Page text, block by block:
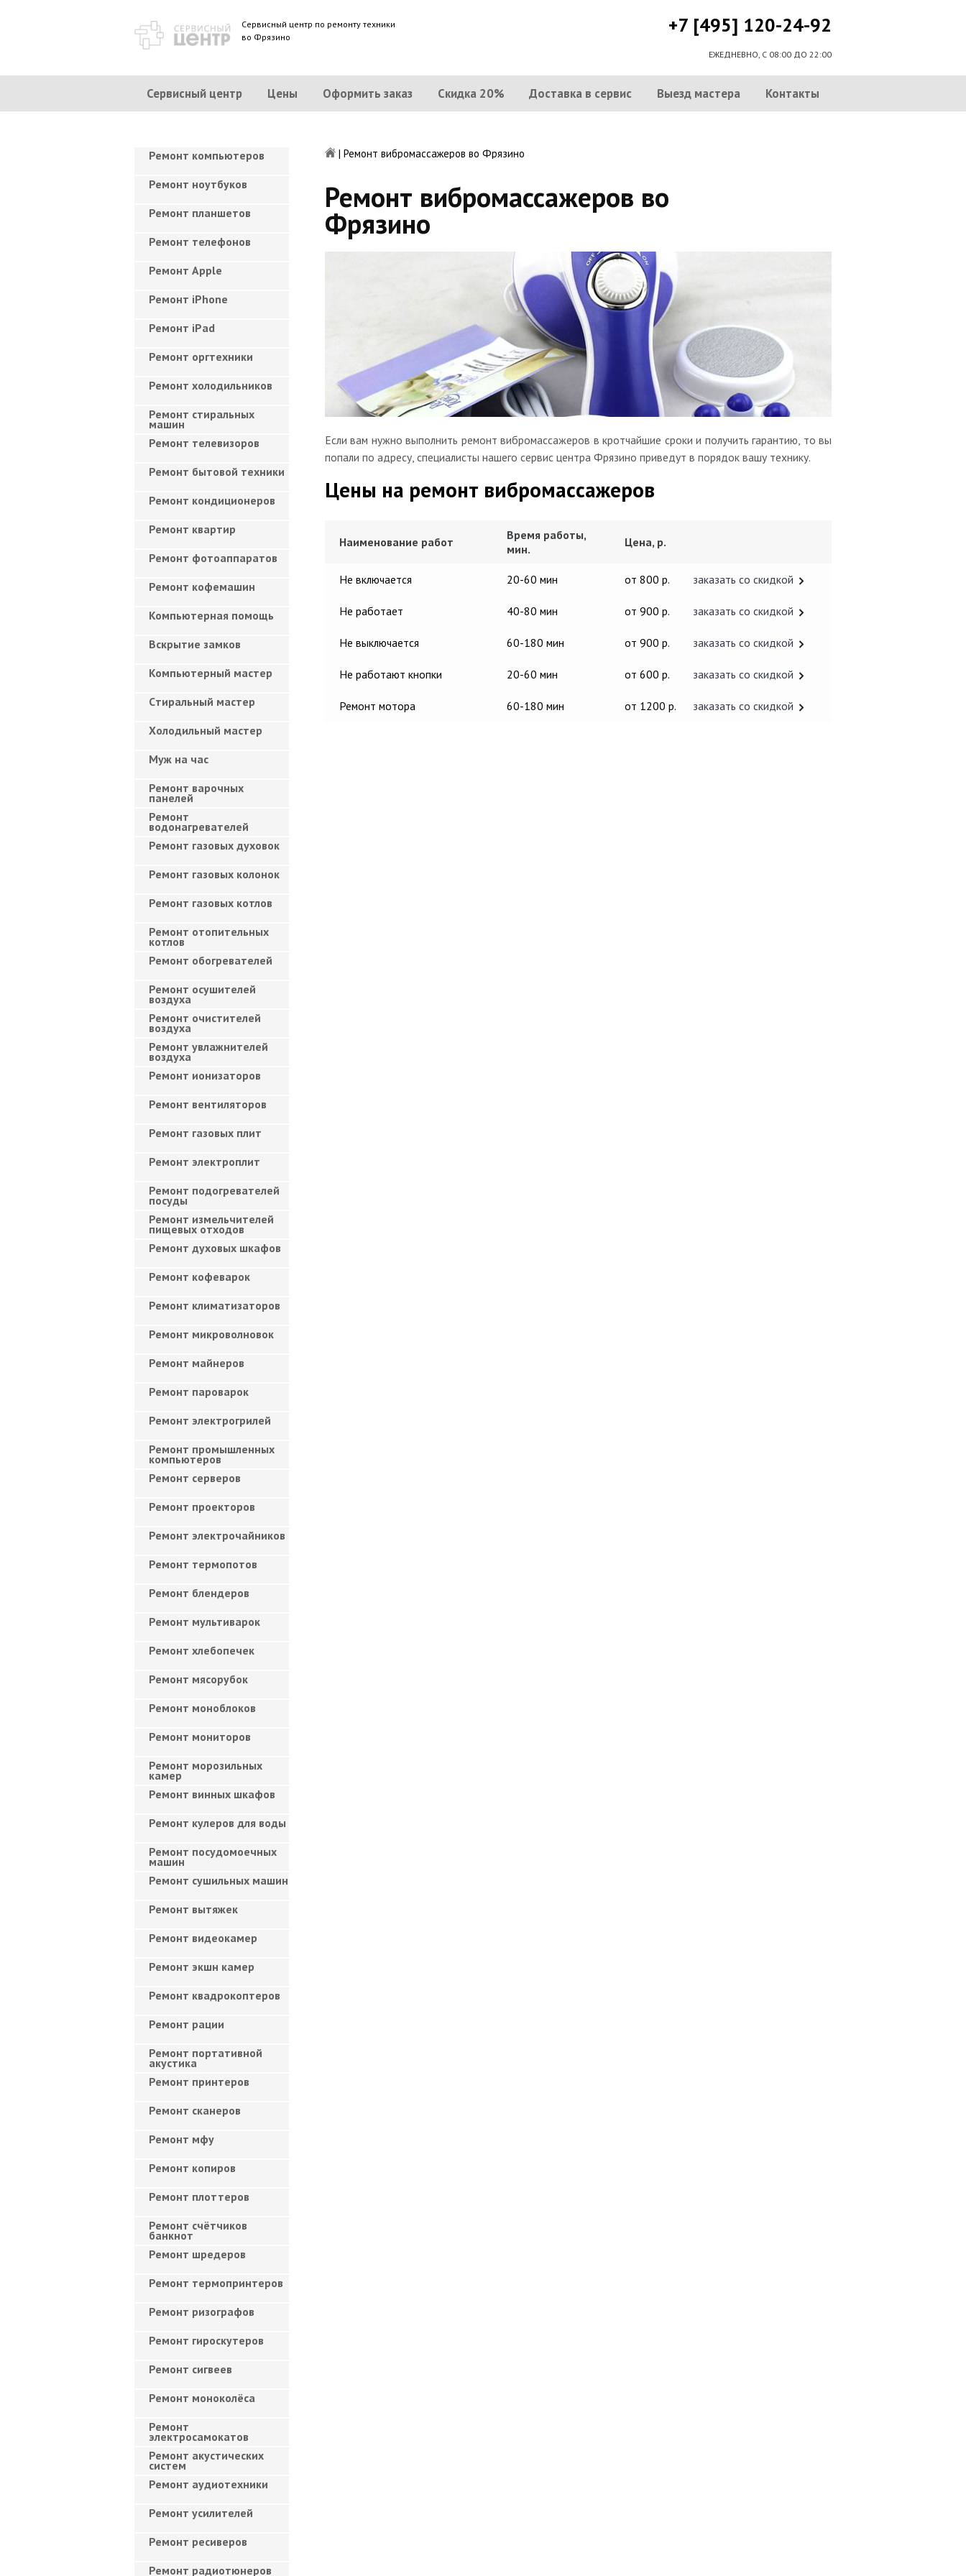
Сервисный центр по ремонту техники
во Фрязино
+7 [495] 120-24-92
ЕЖЕДНЕВНО, С 08:00 ДО 22:00
Сервисный центр Цены Оформить заказ Скидка 20% Доставка в сервис Выезд мастера Контакты
| Ремонт вибромассажеров во Фрязино
Ремонт вибромассажеров во
Фрязино
Если вам нужно выполнить ремонт вибромассажеров в кротчайшие сроки и получить гарантию, то вы
попали по адресу, специалисты нашего сервис центра Фрязино приведут в порядок вашу технику.
Цены на ремонт вибромассажеров
Наименование работ
Время работы,
мин.
Цена, р.
Не включается 20-60 мин от 800 р. заказать со скидкой
Не работает 40-80 мин от 900 р. заказать со скидкой
Не выключается 60-180 мин от 900 р. заказать со скидкой
Не работают кнопки 20-60 мин от 600 р. заказать со скидкой
Ремонт мотора 60-180 мин от 1200 р. заказать со скидкой
Ремонт компьютеров
Ремонт ноутбуков
Ремонт планшетов
Ремонт телефонов
Ремонт Apple
Ремонт iPhone
Ремонт iPad
Ремонт оргтехники
Ремонт холодильников
Ремонт стиральных
машин
Ремонт телевизоров
Ремонт бытовой техники
Ремонт кондиционеров
Ремонт квартир
Ремонт фотоаппаратов
Ремонт кофемашин
Компьютерная помощь
Вскрытие замков
Компьютерный мастер
Cтиральный мастер
Холодильный мастер
Муж на час
Ремонт варочных
панелей
Ремонт
водонагревателей
Ремонт газовых духовок
Ремонт газовых колонок
Ремонт газовых котлов
Ремонт отопительных
котлов
Ремонт обогревателей
Ремонт осушителей
воздуха
Ремонт очистителей
воздуха
Ремонт увлажнителей
воздуха
Ремонт ионизаторов
Ремонт вентиляторов
Ремонт газовых плит
Ремонт электроплит
Ремонт подогревателей
посуды
Ремонт измельчителей
пищевых отходов
Ремонт духовых шкафов
Ремонт кофеварок
Ремонт климатизаторов
Ремонт микроволновок
Ремонт майнеров
Ремонт пароварок
Ремонт электрогрилей
Ремонт промышленных
компьютеров
Ремонт серверов
Ремонт проекторов
Ремонт электрочайников
Ремонт термопотов
Ремонт блендеров
Ремонт мультиварок
Ремонт хлебопечек
Ремонт мясорубок
Ремонт моноблоков
Ремонт мониторов
Ремонт морозильных
камер
Ремонт винных шкафов
Ремонт кулеров для воды
Ремонт посудомоечных
машин
Ремонт сушильных машин
Ремонт вытяжек
Ремонт видеокамер
Ремонт экшн камер
Ремонт квадрокоптеров
Ремонт рации
Ремонт портативной
акустика
Ремонт принтеров
Ремонт сканеров
Ремонт мфу
Ремонт копиров
Ремонт плоттеров
Ремонт счётчиков
банкнот
Ремонт шредеров
Ремонт термопринтеров
Ремонт ризографов
Ремонт гироскутеров
Ремонт сигвеев
Ремонт моноколёса
Ремонт
электросамокатов
Ремонт акустических
систем
Ремонт аудиотехники
Ремонт усилителей
Ремонт ресиверов
Ремонт радиотюнеров